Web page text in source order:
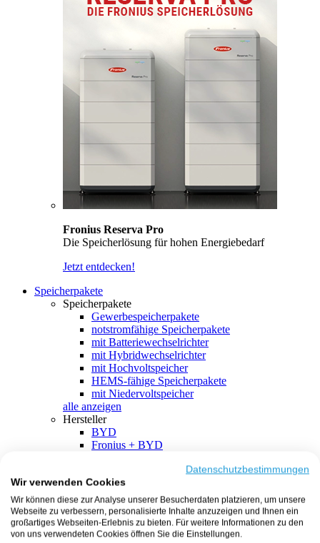
Fronius Reserva Pro
Die Speicherlösung für hohen Energiebedarf
Jetzt entdecken!
Speicherpakete
Speicherpakete
Gewerbespeicherpakete
notstromfähige Speicherpakete
mit Batteriewechselrichter
mit Hybridwechselrichter
mit Hochvoltspeicher
HEMS-fähige Speicherpakete
mit Niedervoltspeicher
alle anzeigen
Hersteller
BYD
Fronius + BYD
SMA + BYD
EcoFlow
EcoFlow + EcoFlow
FENECON
FENECON + FENECON
Datenschutzbestimmungen
Wir verwenden Cookies
Wir können diese zur Analyse unserer Besucherdaten platzieren, um unsere
Webseite zu verbessern, personalisierte Inhalte anzuzeigen und Ihnen ein
großartiges Webseiten-Erlebnis zu bieten. Für weitere Informationen zu den
von uns verwendeten Cookies öffnen Sie die Einstellungen.